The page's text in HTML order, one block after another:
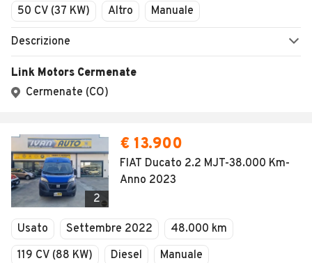
50 CV (37 KW)
Altro Manuale
Descrizione
Link Motors Cermenate
Cermenate (CO)
2
€ 13.900
FIAT Ducato 2.2 MJT-38.000 Km-
Anno 2023
Usato Settembre 2022
48.000 km
119 CV (88 KW)
Diesel Manuale